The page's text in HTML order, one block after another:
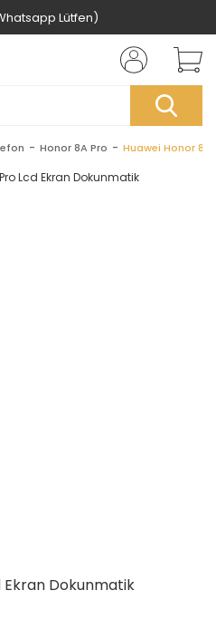
Lütfen)
Honor 8A Pro Huawei Honor 8A
Ekran Dokunmatik